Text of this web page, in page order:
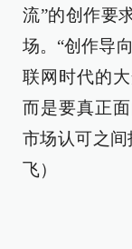
流”的创作要
场。“创作导
联网时代的
而是要真正
市场认可之
飞）